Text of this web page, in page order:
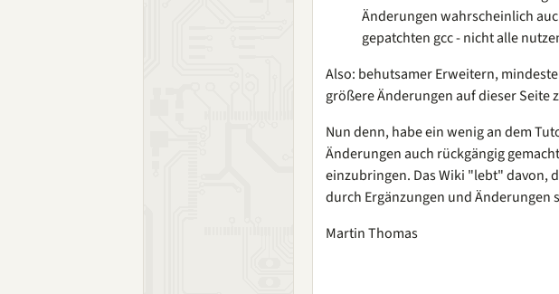
Änderungen wahrscheinlich
gepatchten gcc - nicht alle
Also: behutsamer Erweitern,
größere Änderungen auf dieser Seite
Nun denn, habe ein wenig an dem
Änderungen auch rückgängig
einzubringen. Das Wiki "lebt" davon,
durch Ergänzungen und Änderungen
Martin Thomas